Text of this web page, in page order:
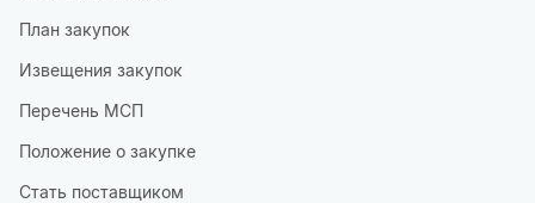
План закупок
Извещения закупок
Перечень МСП
Положение о закупке
Стать поставщиком